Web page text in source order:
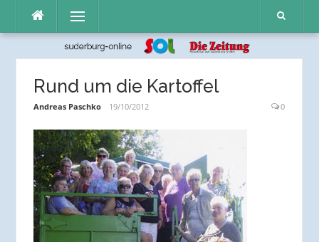
Inhalt
Menü
Rund um die Kartoffel
Andreas Paschko 19/10/2012 0